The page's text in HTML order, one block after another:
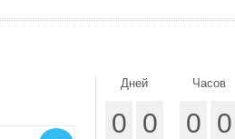
Дней
0 0
Часов
0 0